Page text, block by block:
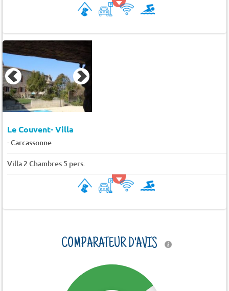
Le Couvent- Villa
-Carcassonne
Villa 2 Chambres 5 pers.
COMPARATEUR D'AVIS